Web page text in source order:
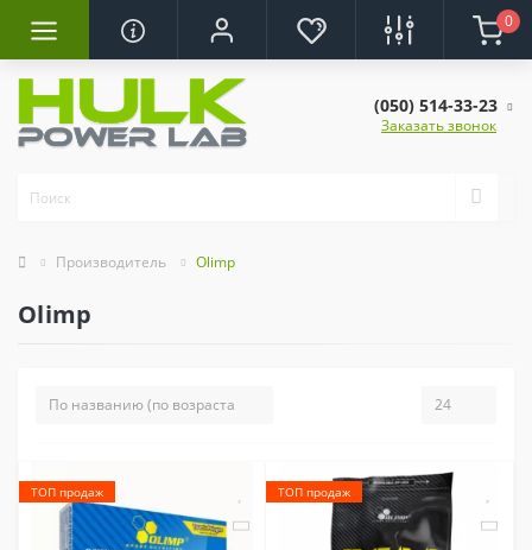
0
(050) 514-33-23
Заказать звонок
Производитель Olimp
Olimp
ТОП продаж ТОП продаж